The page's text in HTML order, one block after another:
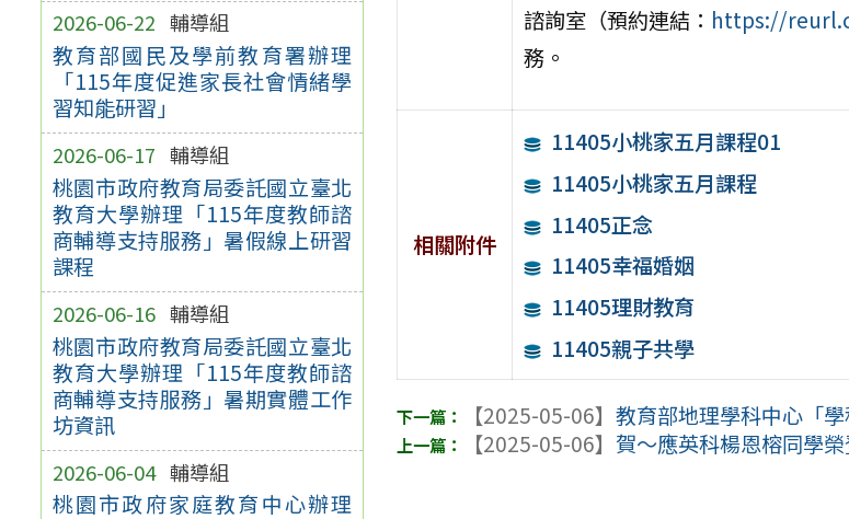
2026-06-22 輔導組
教育部國民及學前教育署辦理
「115年度促進家長社會情緒學
習知能研習」
2026-06-17 輔導組
桃園市政府教育局委託國立臺北
教育大學辦理「115年度教師諮
商輔導支持服務」暑假線上研習
課程
2026-06-16 輔導組
桃園市政府教育局委託國立臺北
教育大學辦理「115年度教師諮
商輔導支持服務」暑期實體工作
坊資訊
2026-06-04 輔導組
桃園市政府家庭教育中心辦理
諮詢室（預約連結： https://
務。
相關附件
11405小桃家五月課程01
11405小桃家五月課程
11405正念
11405幸福婚姻
11405理財教育
11405親子共學
【2025-05-06】教育部地理學科中心「
【2025-05-06】 賀～應英科楊恩榕同學